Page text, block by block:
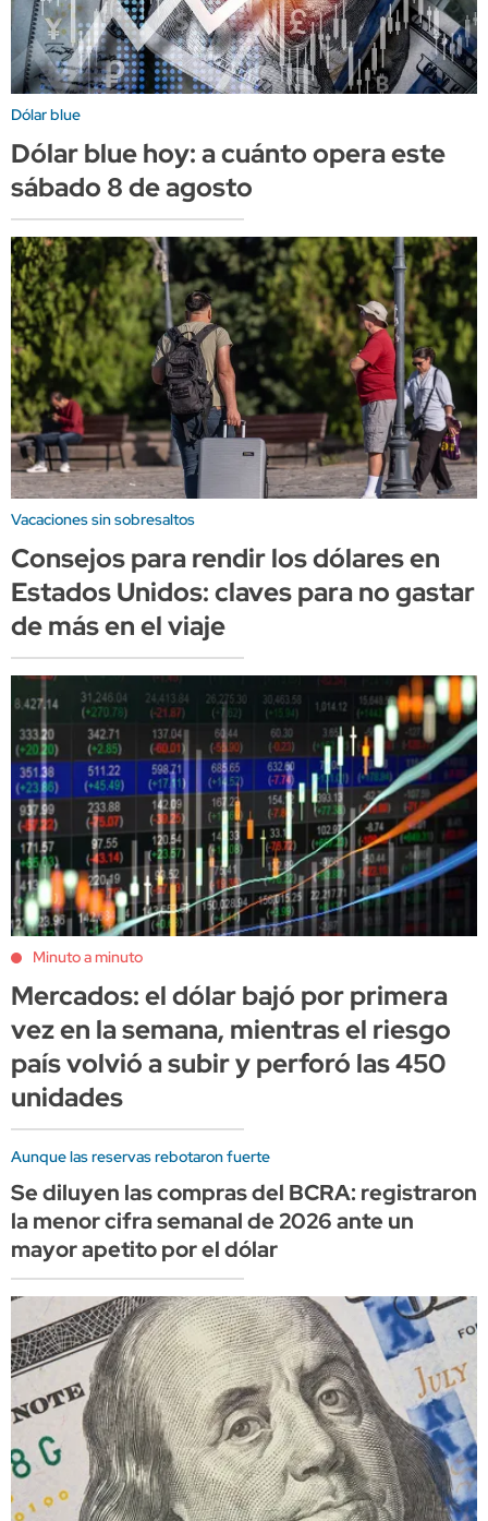
Dólar blue
Dólar blue hoy: a cuánto opera este
sábado 8 de agosto
Vacaciones sin sobresaltos
Consejos para rendir los dólares en
Estados Unidos: claves para no gastar
de más en el viaje
Minuto a minuto
Mercados: el dólar bajó por primera
vez en la semana, mientras el riesgo
país volvió a subir y perforó las 450
unidades
Aunque las reservas rebotaron fuerte
Se diluyen las compras del BCRA: registraron
la menor cifra semanal de 2026 ante un
mayor apetito por el dólar